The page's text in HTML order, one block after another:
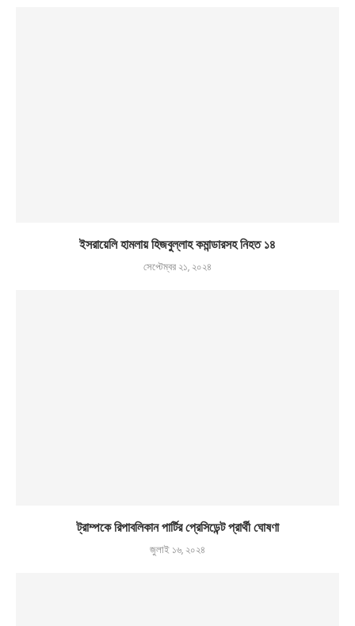
ইসরায়েলি হামলায় হিজবুল্লাহ কমান্ডারসহ নিহত ১৪
সেপ্টেম্বর ২১, ২০২৪
ট্রাম্পকে রিপাবলিকান পার্টির প্রেসিডেন্ট প্রার্থী ঘোষণা
জুলাই ১৬, ২০২৪